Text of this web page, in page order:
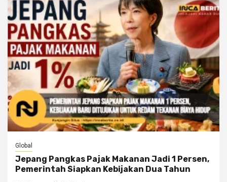
Global
Jepang Pangkas Pajak Makanan Jadi 1 Persen,
Pemerintah Siapkan Kebijakan Dua Tahun